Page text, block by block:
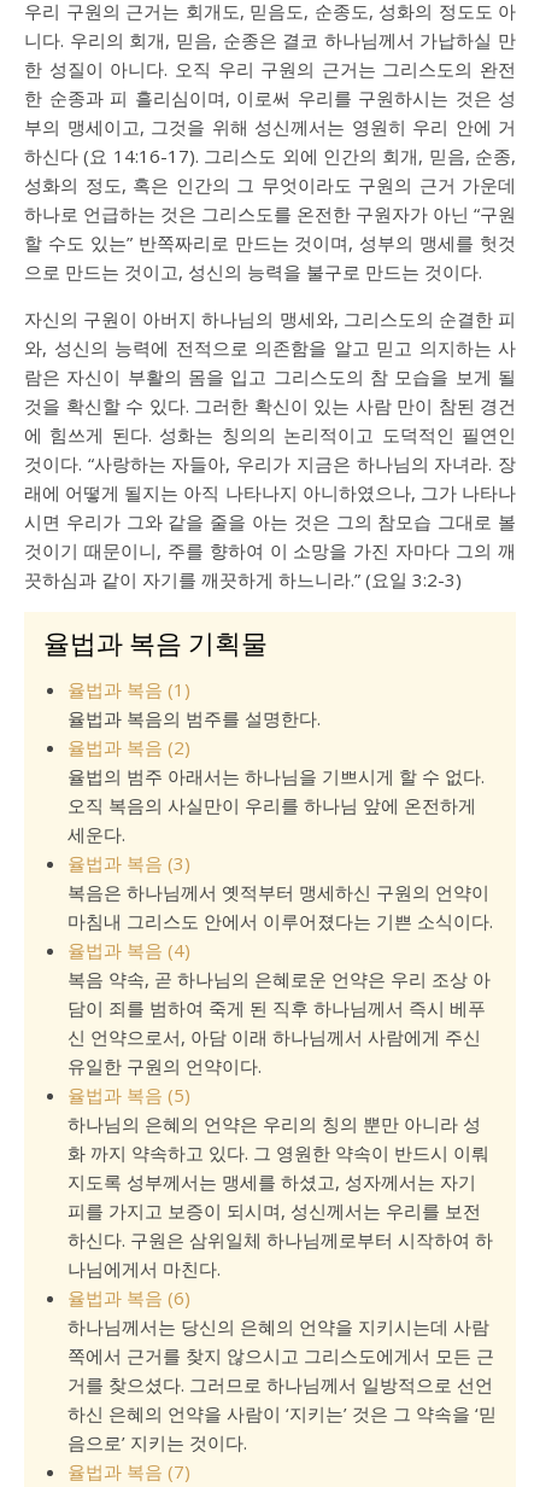
우리 구원의 근거는 회개도, 믿음도, 순종도, 성화의 정도도 아
니다. 우리의 회개, 믿음, 순종은 결코 하나님께서 가납하실 만
한 성질이 아니다. 오직 우리 구원의 근거는 그리스도의 완전
한 순종과 피 흘리심이며, 이로써 우리를 구원하시는 것은 성
부의 맹세이고, 그것을 위해 성신께서는 영원히 우리 안에 거
하신다 (요 14:16-17). 그리스도 외에 인간의 회개, 믿음, 순종,
성화의 정도, 혹은 인간의 그 무엇이라도 구원의 근거 가운데
하나로 언급하는 것은 그리스도를 온전한 구원자가 아닌 “구원
할 수도 있는” 반쪽짜리로 만드는 것이며, 성부의 맹세를 헛것
으로 만드는 것이고, 성신의 능력을 불구로 만드는 것이다.
자신의 구원이 아버지 하나님의 맹세와, 그리스도의 순결한 피
와, 성신의 능력에 전적으로 의존함을 알고 믿고 의지하는 사
람은 자신이 부활의 몸을 입고 그리스도의 참 모습을 보게 될
것을 확신할 수 있다. 그러한 확신이 있는 사람 만이 참된 경건
에 힘쓰게 된다. 성화는 칭의의 논리적이고 도덕적인 필연인
것이다. “사랑하는 자들아, 우리가 지금은 하나님의 자녀라. 장
래에 어떻게 될지는 아직 나타나지 아니하였으나, 그가 나타나
시면 우리가 그와 같을 줄을 아는 것은 그의 참모습 그대로 볼
것이기 때문이니, 주를 향하여 이 소망을 가진 자마다 그의 깨
끗하심과 같이 자기를 깨끗하게 하느니라.” (요일 3:2-3)
율법과 복음 기획물
율법과 복음 (1)
율법과 복음의 범주를 설명한다.
율법과 복음 (2)
율법의 범주 아래서는 하나님을 기쁘시게 할 수 없다.
오직 복음의 사실만이 우리를 하나님 앞에 온전하게
세운다.
율법과 복음 (3)
복음은 하나님께서 옛적부터 맹세하신 구원의 언약이
마침내 그리스도 안에서 이루어졌다는 기쁜 소식이다.
율법과 복음 (4)
복음 약속, 곧 하나님의 은혜로운 언약은 우리 조상 아
담이 죄를 범하여 죽게 된 직후 하나님께서 즉시 베푸
신 언약으로서, 아담 이래 하나님께서 사람에게 주신
유일한 구원의 언약이다.
율법과 복음 (5)
하나님의 은혜의 언약은 우리의 칭의 뿐만 아니라 성
화 까지 약속하고 있다. 그 영원한 약속이 반드시 이뤄
지도록 성부께서는 맹세를 하셨고, 성자께서는 자기
피를 가지고 보증이 되시며, 성신께서는 우리를 보전
하신다. 구원은 삼위일체 하나님께로부터 시작하여 하
나님에게서 마친다.
율법과 복음 (6)
하나님께서는 당신의 은혜의 언약을 지키시는데 사람
쪽에서 근거를 찾지 않으시고 그리스도에게서 모든 근
거를 찾으셨다. 그러므로 하나님께서 일방적으로 선언
하신 은혜의 언약을 사람이 ‘지키는’ 것은 그 약속을 ‘믿
음으로’ 지키는 것이다.
율법과 복음 (7)